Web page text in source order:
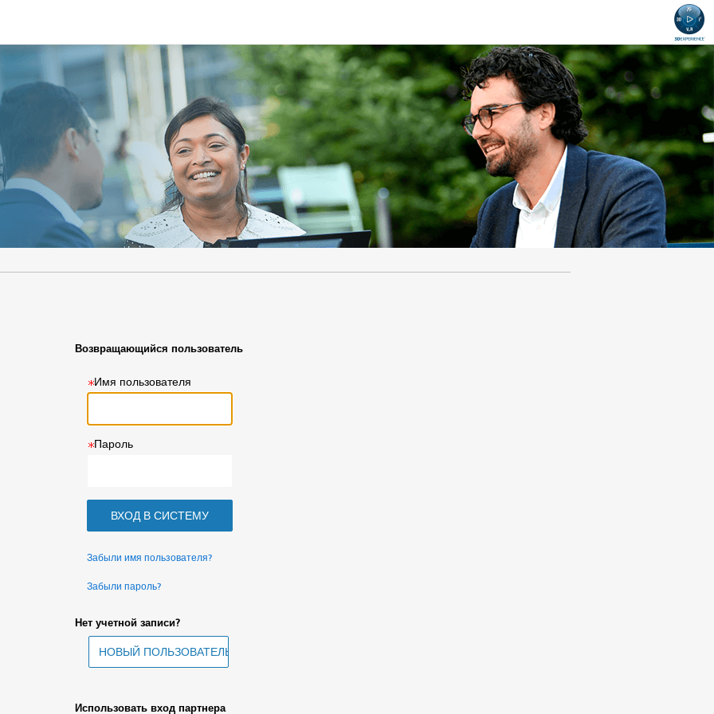
Возвращающийся пользователь
Имя пользователя
.
Обязательно
Пароль
.
Обязательно
Забыли имя пользователя?
Забыли пароль?
Нет учетной записи?
Использовать вход партнера